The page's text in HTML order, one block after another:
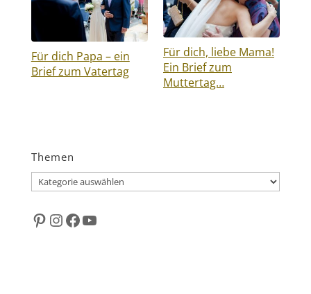
Für dich Papa – ein
Brief zum Vatertag
Für dich, liebe Mama!
Ein Brief zum
Muttertag…
Themen
Themen
Pinterest
Instagram
Facebook
YouTube